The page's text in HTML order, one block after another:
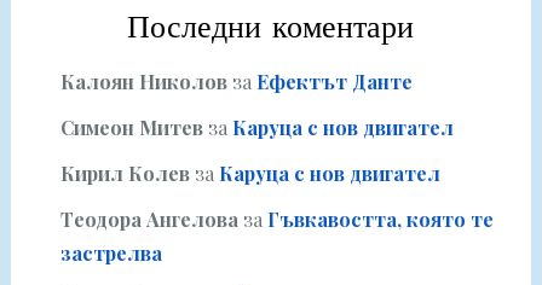
Последни коментари
Калоян Николовза Ефектът Данте
Симеон Митевза Каруца с нов двигател
Кирил Колевза Каруца с нов двигател
Теодора Ангеловаза Гъвкавостта, която те
застрелва